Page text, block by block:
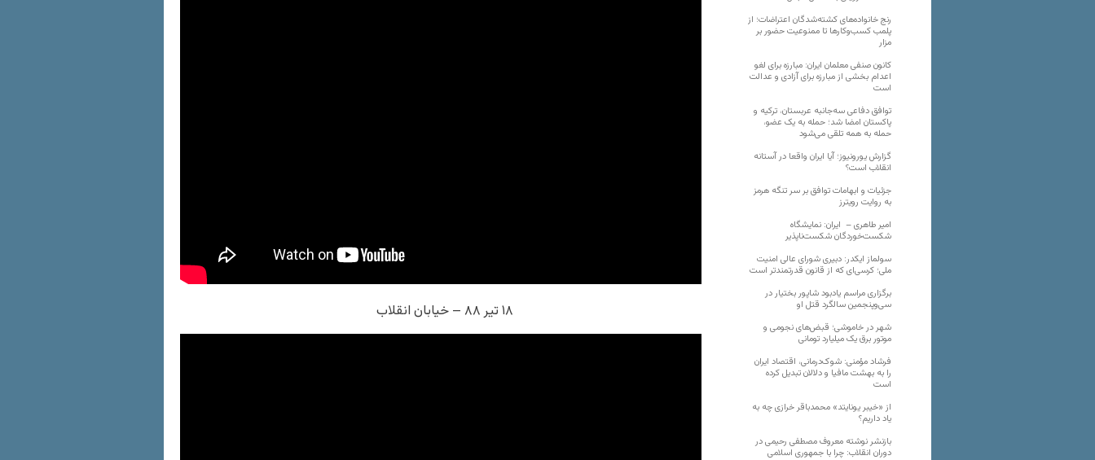
۱۸ تیر ۸۸ – خیابان انقلاب
رنج خانواده‌های کشته‌شدگان اعتراضات؛ از
پلمب کسب‌وکارها تا ممنوعیت حضور بر
مزار
کانون صنفی معلمان ایران: مبارزه برای لغو
اعدام بخشی از مبارزه برای آزادی و عدالت
است
توافق دفاعی سه‌جانبه عربستان، ترکیه و
پاکستان امضا شد؛ حمله به یک عضو،
حمله به همه تلقی می‌شود
گزارش یورونیوز؛ آیا ایران واقعا در آستانه
انقلاب است؟
جزئیات و ابهامات توافق بر سر تنگه هرمز
به روایت رویترز
امیر طاهری – ایران: نمایشگاه
شکست‌خوردگان شکست‌ناپذیر
سولماز ایکدر: دبیری شورای عالی امنیت
ملی؛ کرسی‌ای که از قانون قدرتمندتر است
برگزاری مراسم یادبود شاپور بختیار در
سی‌وپنجمین سالگرد قتل او
شهر در خاموشی؛ قبض‌های نجومی و
موتور برق یک میلیارد تومانی
فرشاد مؤمنی: شوک‌درمانی، اقتصاد ایران
را به بهشت مافیا و دلالان تبدیل کرده
است
از «خیبر یونایتد» محمدباقر خرازی چه به
یاد داریم؟
بازنشر نوشته معروف مصطفی رحیمی در
دوران انقلاب: چرا با جمهوری اسلامی